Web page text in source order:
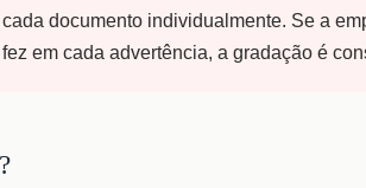
documento individualmente. Se a
em cada advertência, a gradação é